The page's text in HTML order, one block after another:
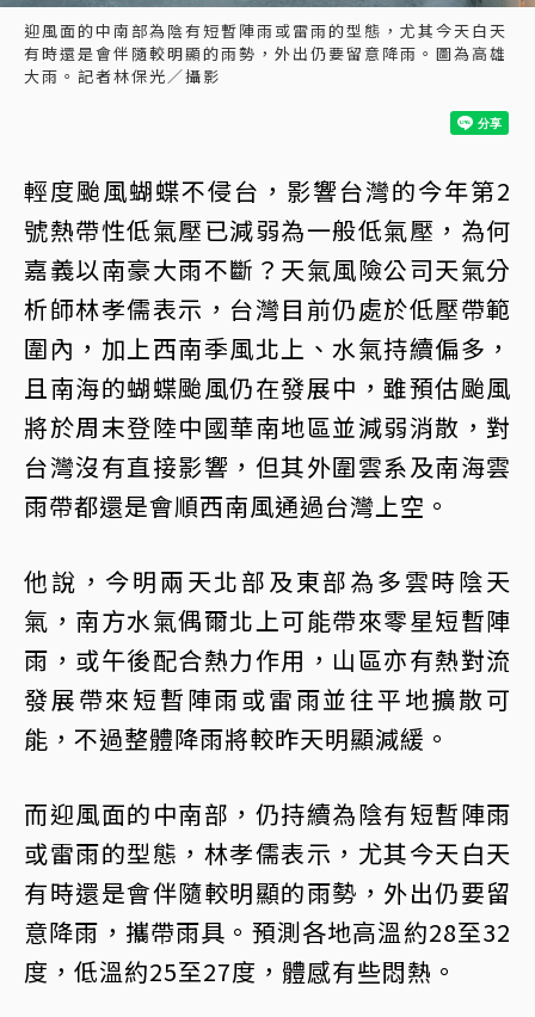
迎風面的中南部為陰有短暫陣雨或雷雨的型態，尤其今天白天
有時還是會伴隨較明顯的雨勢，外出仍要留意降雨。圖為高雄
大雨。記者林保光／攝影
輕度颱風蝴蝶不侵台，影響台灣的今年第2
號熱帶性低氣壓已減弱為一般低氣壓，為何
嘉義以南豪大雨不斷？天氣風險公司天氣分
析師林孝儒表示，台灣目前仍處於低壓帶範
圍內，加上西南季風北上、水氣持續偏多，
且南海的蝴蝶颱風仍在發展中，雖預估颱風
將於周末登陸中國華南地區並減弱消散，對
台灣沒有直接影響，但其外圍雲系及南海雲
雨帶都還是會順西南風通過台灣上空。
他說，今明兩天北部及東部為多雲時陰天
氣，南方水氣偶爾北上可能帶來零星短暫陣
雨，或午後配合熱力作用，山區亦有熱對流
發展帶來短暫陣雨或雷雨並往平地擴散可
能，不過整體降雨將較昨天明顯減緩。
而迎風面的中南部，仍持續為陰有短暫陣雨
或雷雨的型態，林孝儒表示，尤其今天白天
有時還是會伴隨較明顯的雨勢，外出仍要留
意降雨，攜帶雨具。預測各地高溫約28至32
度，低溫約25至27度，體感有些悶熱。